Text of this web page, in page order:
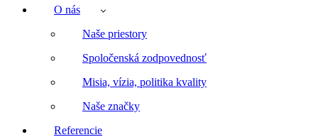
O nás
Naše priestory
Spoločenská zodpovednosť
Misia, vízia, politika kvality
Naše značky
Referencie